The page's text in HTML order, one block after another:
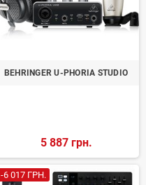
BEHRINGER U-PHORIA STUDIO
5 887 грн.
-6 017 ГРН.